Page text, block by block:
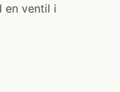
en ventil i